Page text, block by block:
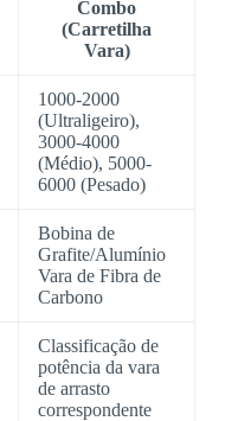
Combo
(Carretilha
Vara)
1000-2000
(Ultraligeiro),
3000-4000
(Médio), 5000-
6000 (Pesado)
Bobina de
Grafite/Alumínio
Vara de Fibra de
Carbono
Classificação de
potência da vara
de arrasto
correspondente